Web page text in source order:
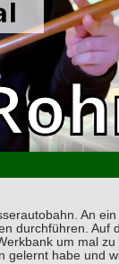
An
durchführen. Auf
um mal
gelernt habe und